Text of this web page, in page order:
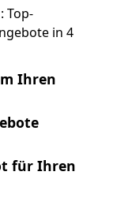
Top-
in 4
Ihren
für Ihren